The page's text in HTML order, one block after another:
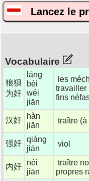
Lancez le
Vocabulaire
狼狈
为奸
láng
bèi
wéi
jiān
les
travailler
fins
汉奸
hàn
jiān
traître
强奸 qiáng
jiān
viol
内奸
nèi
jiān
traître
propres